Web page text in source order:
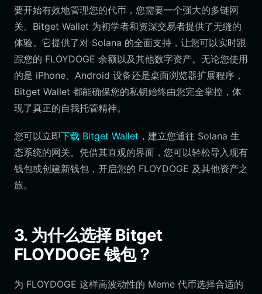
要开始有效地管理您的代币，您需要一个强大的多链网
关。Bitget Wallet 为初学者和资深交易者提供了无缝的
体验。它提供了对 Solana 的全面支持，让您可以实时跟
踪您的 FLOYDOGE 余额以及其他数字资产。无论您使用
的是 iPhone、Android 设备还是桌面浏览器扩展程序，
Bitget Wallet 都能确保您的私钥始终由您完全掌控，体
现了真正的自我托管精神。
您可以立即下载 Bitget Wallet ，建立您通往 Solana 生
态系统的网关。凭借其直观的界面，您可以轻松导入现有
钱包或创建新钱包，开启您的 FLOYDOGE 及其他资产之
旅。
3. 为什么选择 Bitget
FLOYDOGE 钱包？
为 FLOYDOGE 这样高波动性的 Meme 代币选择合适的